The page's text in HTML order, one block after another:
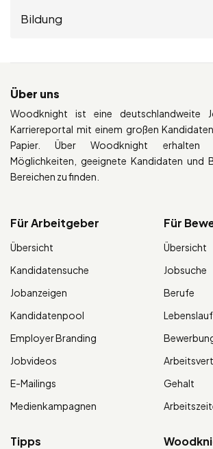
Bildung
Über uns
Woodknight ist eine deutschlandweite
Karriereportal mit einem großen
Papier. Über Woodknight erhalten
Möglichkeiten, geeignete Kandidaten und
Bereichen zu finden.
Für Arbeitgeber
Übersicht
Kandidatensuche
Jobanzeigen
Kandidatenpool
Employer Branding
Jobvideos
E-Mailings
Medienkampagnen
Für
Übersicht
Jobsuche
Berufe
Lebenslauf
Gehalt
Tipps